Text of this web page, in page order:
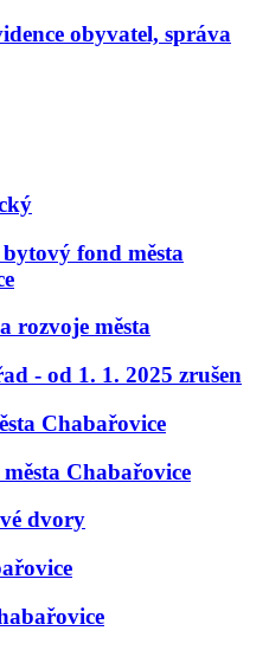
obyvatel, správa
fond města
rozvoje města
- od 1. 1. 2025 zrušen
Chabařovice
Chabařovice
dvory